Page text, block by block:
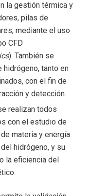
la gestión térmica y
pilas de
mediante el uso
CFD
). También se
tanto en
con el fin de
y detección.
realizan todos
con el estudio de
materia y energía
hidrógeno, y su
la eficiencia del